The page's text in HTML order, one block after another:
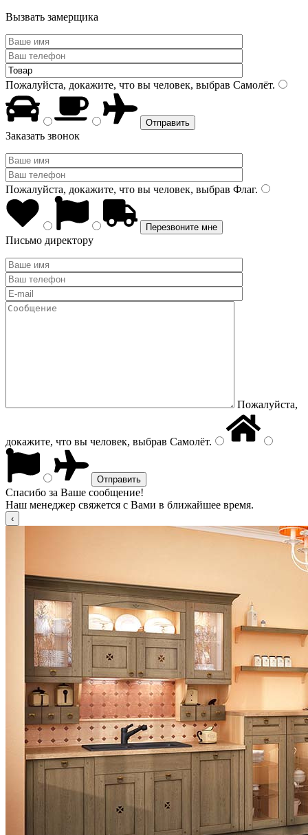
Вызвать замерщика
Пожалуйста, докажите, что вы человек, выбрав Самолёт.
Заказать звонок
Пожалуйста, докажите, что вы человек, выбрав Флаг.
Письмо директору
Пожалуйста,
докажите, что вы человек, выбрав Самолёт.
Спасибо за Ваше сообщение!
Наш менеджер свяжется с Вами в ближайшее время.